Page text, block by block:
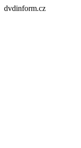
dvdinform.cz